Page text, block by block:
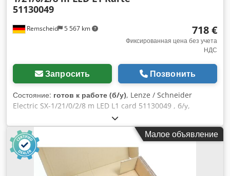
Remscheid 5 567 km
51130049
718 €
Фиксированная цена без учета
НДС
Запросить Позвонить
Состояние: готов к работе (б/у), Lenze / Schneider
Electric SX-1/21/0/2/8 m LED L1 card 51130049 , б/у,
нормальные следы износа, 100% работоспособность,
комплект поставки в соответствии с фотографиями
Dodpfjpf Aq Tex Anlewa
Малое объявление